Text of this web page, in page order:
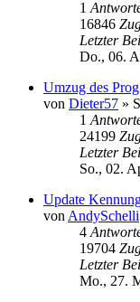
1
16846
Letzter
Do., 06.
Umzug des
von Dieter57 »
1
24199
Letzter
So., 02.
Update
von AndySchelli
4
19704
Letzter
Mo., 27.